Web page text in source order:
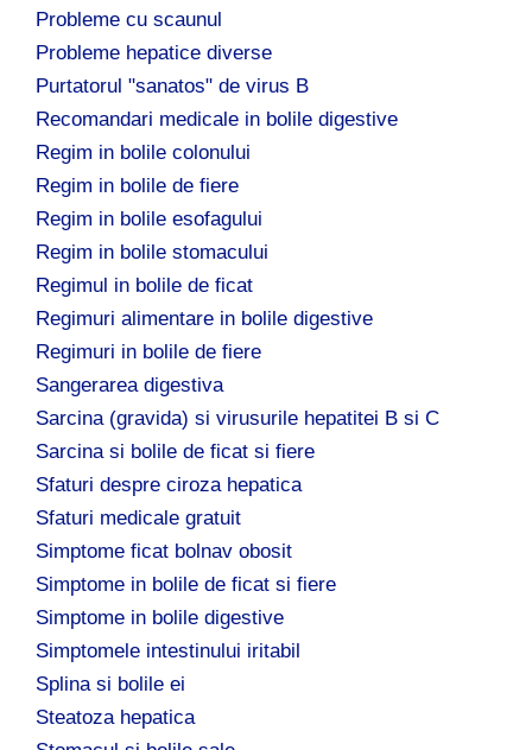
Probleme cu scaunul
Probleme hepatice diverse
Purtatorul "sanatos" de virus B
Recomandari medicale in bolile digestive
Regim in bolile colonului
Regim in bolile de fiere
Regim in bolile esofagului
Regim in bolile stomacului
Regimul in bolile de ficat
Regimuri alimentare in bolile digestive
Regimuri in bolile de fiere
Sangerarea digestiva
Sarcina (gravida) si virusurile hepatitei B si C
Sarcina si bolile de ficat si fiere
Sfaturi despre ciroza hepatica
Sfaturi medicale gratuit
Simptome ficat bolnav obosit
Simptome in bolile de ficat si fiere
Simptome in bolile digestive
Simptomele intestinului iritabil
Splina si bolile ei
Steatoza hepatica